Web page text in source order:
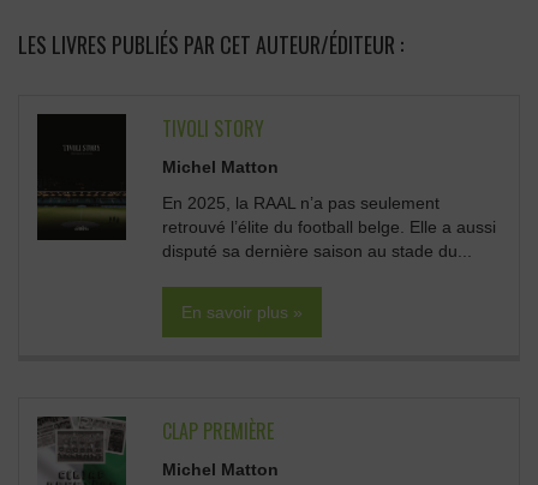
LES LIVRES PUBLIÉS PAR CET AUTEUR/ÉDITEUR :
TIVOLI STORY
Michel Matton
En 2025, la RAAL n’a pas seulement
retrouvé l’élite du football belge. Elle a aussi
disputé sa dernière saison au stade du...
En savoir plus »
CLAP PREMIÈRE
Michel Matton